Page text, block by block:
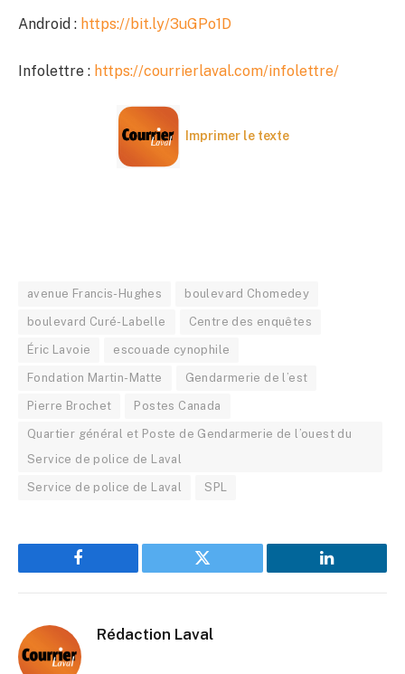
Android : https://bit.ly/3uGPo1D
Infolettre : https://courrierlaval.com/infolettre/
Imprimer le texte
avenue Francis-Hughes boulevard Chomedey
boulevard Curé-Labelle Centre des enquêtes
Éric Lavoie escouade cynophile
Fondation Martin-Matte Gendarmerie de l’est
Pierre Brochet Postes Canada
Quartier général et Poste de Gendarmerie de l’ouest du
Service de police de Laval
Service de police de Laval SPL
Facebook Twitter LinkedIn
Rédaction Laval